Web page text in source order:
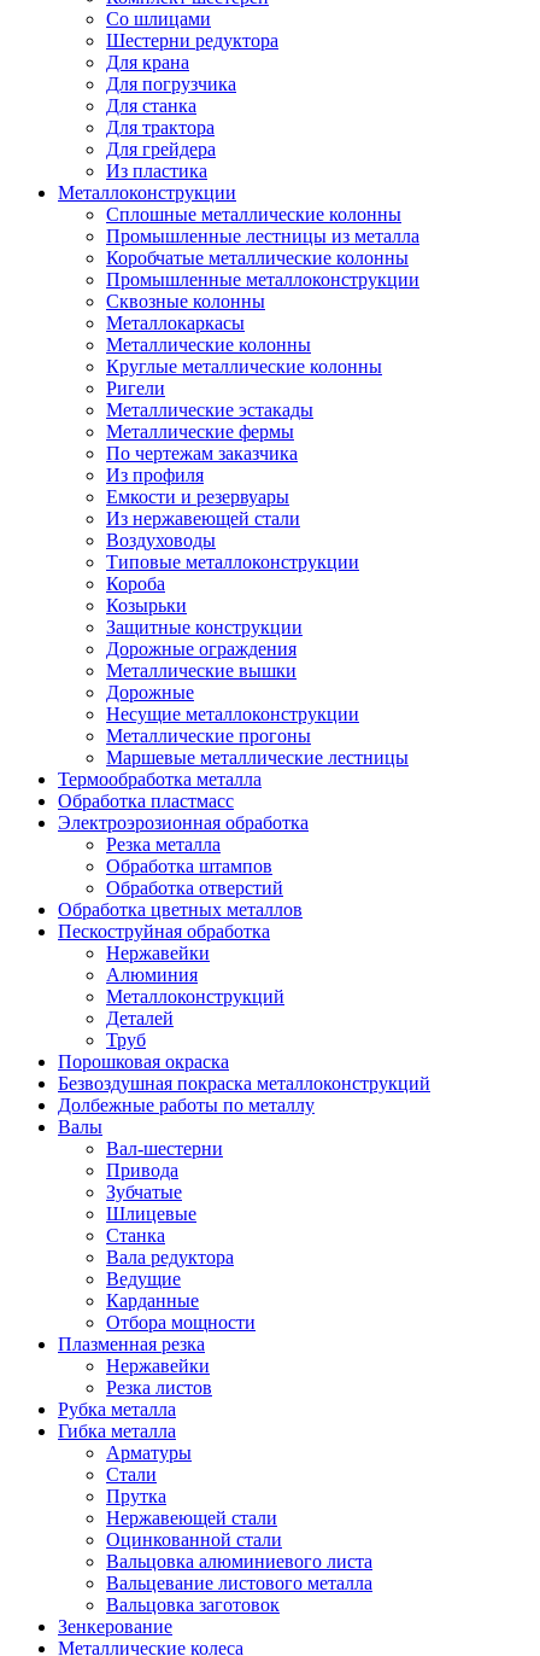
Со шлицами
Шестерни редуктора
Для крана
Для погрузчика
Для станка
Для трактора
Для грейдера
Из пластика
Металлоконструкции
Сплошные металлические колонны
Промышленные лестницы из металла
Коробчатые металлические колонны
Промышленные металлоконструкции
Сквозные колонны
Металлокаркасы
Металлические колонны
Круглые металлические колонны
Ригели
Металлические эстакады
Металлические фермы
По чертежам заказчика
Из профиля
Емкости и резервуары
Из нержавеющей стали
Воздуховоды
Типовые металлоконструкции
Короба
Козырьки
Защитные конструкции
Дорожные ограждения
Металлические вышки
Дорожные
Несущие металлоконструкции
Металлические прогоны
Маршевые металлические лестницы
Термообработка металла
Обработка пластмасс
Электроэрозионная обработка
Резка металла
Обработка штампов
Обработка отверстий
Обработка цветных металлов
Пескоструйная обработка
Нержавейки
Алюминия
Металлоконструкций
Деталей
Труб
Порошковая окраска
Безвоздушная покраска металлоконструкций
Долбежные работы по металлу
Валы
Вал-шестерни
Привода
Зубчатые
Шлицевые
Станка
Вала редуктора
Ведущие
Карданные
Отбора мощности
Плазменная резка
Нержавейки
Резка листов
Рубка металла
Гибка металла
Арматуры
Стали
Прутка
Нержавеющей стали
Оцинкованной стали
Вальцовка алюминиевого листа
Вальцевание листового металла
Вальцовка заготовок
Зенкерование
Металлические колеса